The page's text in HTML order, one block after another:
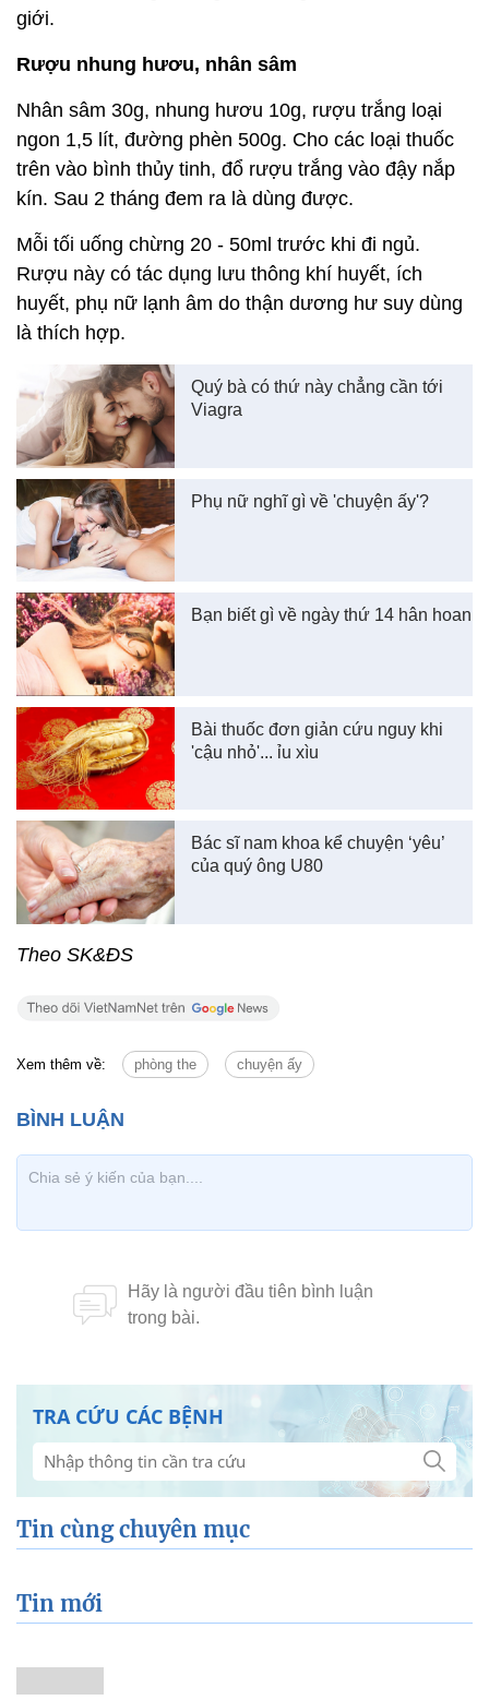
giới.
Rượu nhung hươu, nhân sâm
Nhân sâm 30g, nhung hươu 10g, rượu trắng loại
ngon 1,5 lít, đường phèn 500g. Cho các loại thuốc
trên vào bình thủy tinh, đổ rượu trắng vào đậy nắp
kín. Sau 2 tháng đem ra là dùng được.
Mỗi tối uống chừng 20 - 50ml trước khi đi ngủ.
Rượu này có tác dụng lưu thông khí huyết, ích
huyết, phụ nữ lạnh âm do thận dương hư suy dùng
là thích hợp.
Quý bà có thứ này chẳng cần tới
Viagra
Phụ nữ nghĩ gì về 'chuyện ấy'?
Bạn biết gì về ngày thứ 14 hân hoan
Bài thuốc đơn giản cứu nguy khi
'cậu nhỏ'... ỉu xìu
Bác sĩ nam khoa kể chuyện ‘yêu’
của quý ông U80
Theo SK&ĐS
Xem thêm về: phòng the chuyện ấy
TRA CỨU CÁC BỆNH
Tin cùng chuyên mục
Tin mới